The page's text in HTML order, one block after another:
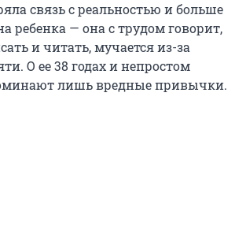
связь с реальностью и больше
ребенка — она с трудом говорит,
и читать, мучается из-за
О ее 38 годах и непростом
лишь вредные привычки.